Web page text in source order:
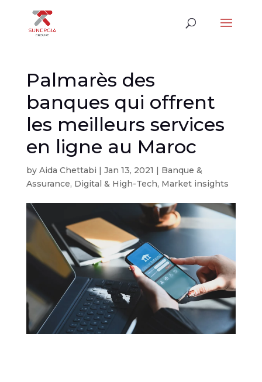
Palmarès des
banques qui offrent
les meilleurs services
en ligne au Maroc
by Aida Chettabi | Jan 13, 2021 | Banque &
Assurance, Digital & High-Tech, Market insights